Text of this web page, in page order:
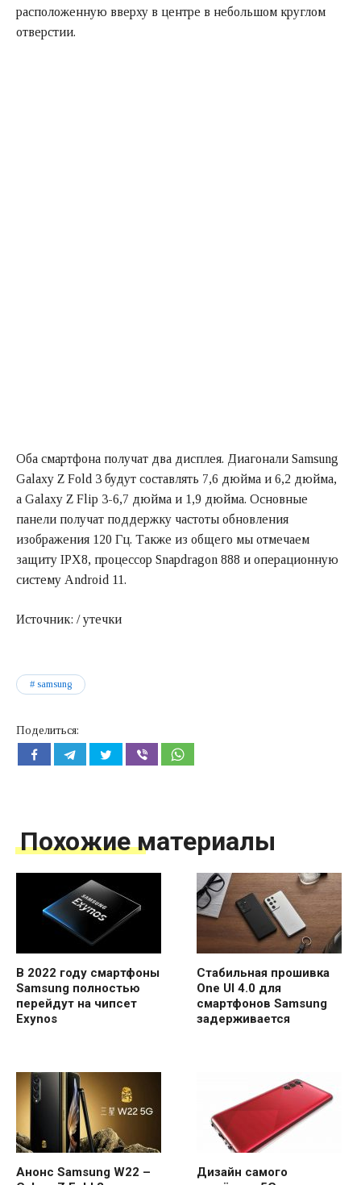
расположенную вверху в центре в небольшом круглом
отверстии.
Оба смартфона получат два дисплея. Диагонали Samsung
Galaxy Z Fold 3 будут составлять 7,6 дюйма и 6,2 дюйма,
а Galaxy Z Flip 3-6,7 дюйма и 1,9 дюйма. Основные
панели получат поддержку частоты обновления
изображения 120 Гц. Также из общего мы отмечаем
защиту IPX8, процессор Snapdragon 888 и операционную
систему Android 11.
Источник: / утечки
samsung
Поделиться:
Похожие материалы
В 2022 году смартфоны
Samsung полностью
перейдут на чипсет
Exynos
Стабильная прошивка
One UI 4.0 для
смартфонов Samsung
задерживается
Анонс Samsung W22 –
Дизайн самого